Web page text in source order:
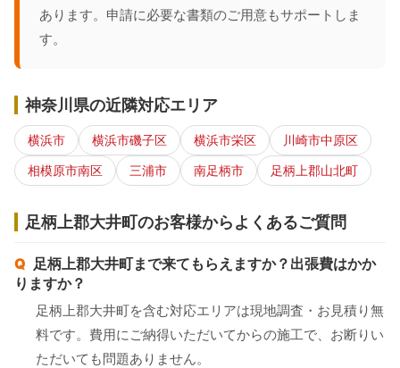
あります。申請に必要な書類のご用意もサポートしま
す。
神奈川県の近隣対応エリア
横浜市 横浜市磯子区 横浜市栄区
川崎市中原区
相模原市南区
三浦市 南足柄市 足柄上郡山北町
足柄上郡大井町のお客様からよくあるご質問
足柄上郡大井町まで来てもらえますか？出張費はかか
りますか？
足柄上郡大井町を含む対応エリアは現地調査・お見積り無
料です。費用にご納得いただいてからの施工で、お断りい
ただいても問題ありません。